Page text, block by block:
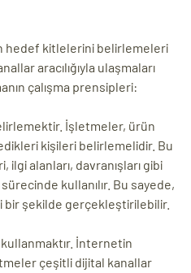
hedef kitlelerini belirlemeleri
aracılığıyla ulaşmaları
çalışma prensipleri:
İşletmeler, ürün
kişileri belirlemelidir. Bu
alanları, davranışları gibi
kullanılır. Bu sayede,
bir şekilde gerçekleştirilebilir.
İnternetin
çeşitli dijital kanallar